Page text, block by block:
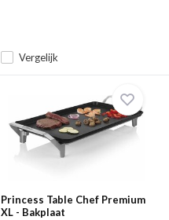
Vergelijk
Princess Table Chef Premium
XL - Bakplaat